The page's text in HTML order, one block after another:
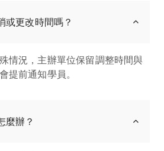
或更改時間嗎？
情況，主辦單位保留調整時間與
提前通知學員。
麼辦？